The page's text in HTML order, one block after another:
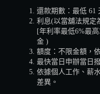
還款期數：最低 61
利息(以當舖法規定
[年利率最低6%最
金 )
額度：不限金額，
最快當日申辦當日
依據個人工作、薪
差異。